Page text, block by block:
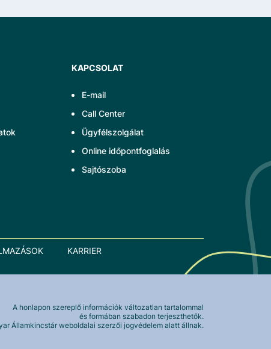
KAPCSOLAT
E-mail
Call Center
Ügyfélszolgálat
Online időpontfoglalás
Sajtószoba
KARRIER
A honlapon szereplő információk változatlan tartalommal
és formában szabadon terjeszthetők.
Államkincstár weboldalai szerzői jogvédelem alatt állnak.